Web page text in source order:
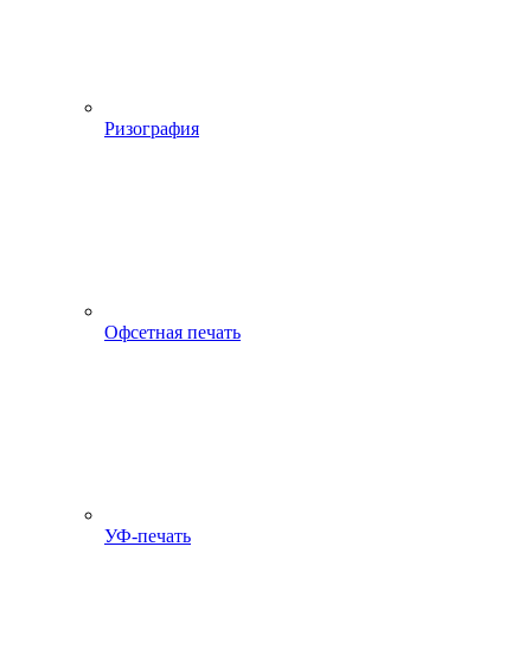
Ризография
Офсетная печать
УФ-печать